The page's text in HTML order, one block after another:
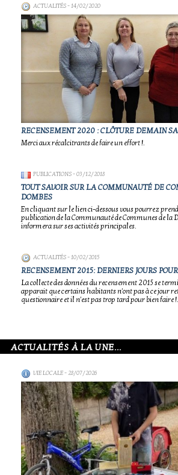
ACTUALITÉS- 14/02/2020
RECENSEMENT 2020 : CLÔTURE DEMAIN
Merci aux récalcitrants de faire un effort !.
PUBLICATIONS- 03/12/2018
TOUT SAVOIR SUR LA COMMUNAUTÉ DE
DOMBES
En cliquant sur le lien ci-dessous vous pourrez
publication de la Communauté de Communes de la
informera sur ses activités principales.
ACTUALITÉS- 10/02/2015
RECENSEMENT 2015: DERNIERS JOURS
La collecte des données du recensement 2015 se
apparait que certains habitants n'ont pas à ce jour
questionnaire et il n'est pas trop tard pour bien faire !.
ACTUALITÉS À LA UNE...
VIE LOCALE- 28/07/2026